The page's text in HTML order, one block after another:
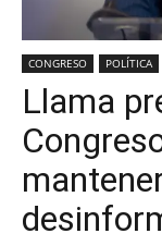
CONGRESO POLÍTICA
Llama